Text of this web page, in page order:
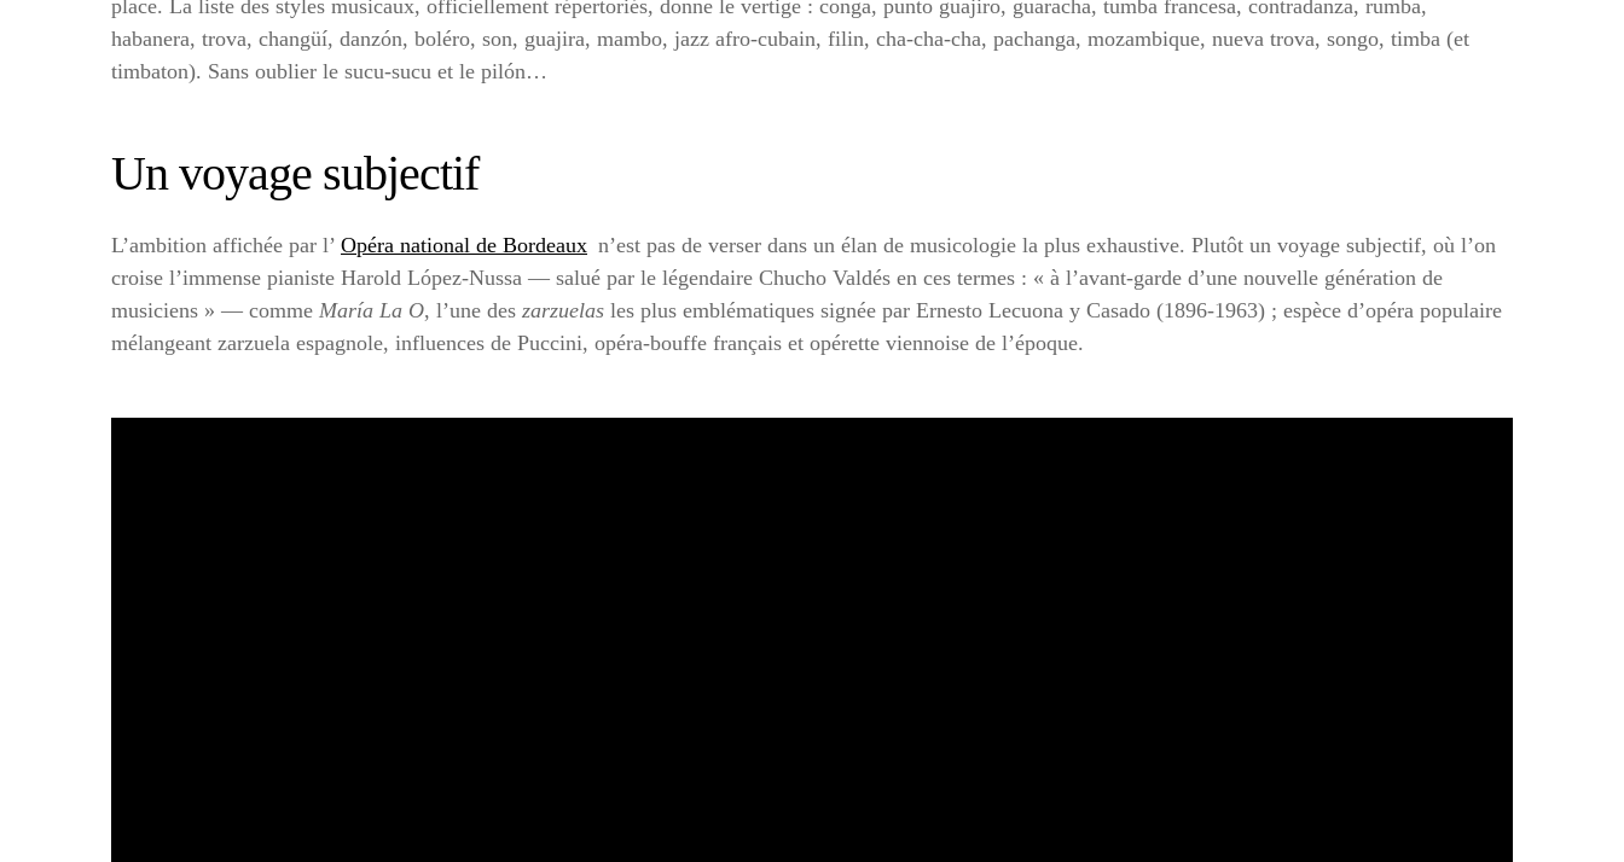
place. La liste des styles musicaux, officiellement répertoriés, donne le vertige : conga, punto guajiro, guaracha, tumba francesa, contradanza, rumba,
habanera, trova, changüí, danzón, boléro, son, guajira, mambo, jazz afro-cubain, filin, cha-cha-cha, pachanga, mozambique, nueva trova, songo, timba (et
timbaton). Sans oublier le sucu-sucu et le pilón…
Un voyage subjectif
L’ambition affichée par l’ Opéra national de Bordeaux n’est pas de verser dans un élan de musicologie la plus exhaustive. Plutôt un voyage subjectif, où l’on
croise l’immense pianiste Harold López-Nussa — salué par le légendaire Chucho Valdés en ces termes : « à l’avant-garde d’une nouvelle génération de
musiciens » — comme María La O, l’une des zarzuelas les plus emblématiques signée par Ernesto Lecuona y Casado (1896-1963) ; espèce d’opéra populaire
mélangeant zarzuela espagnole, influences de Puccini, opéra-bouffe français et opérette viennoise de l’époque.